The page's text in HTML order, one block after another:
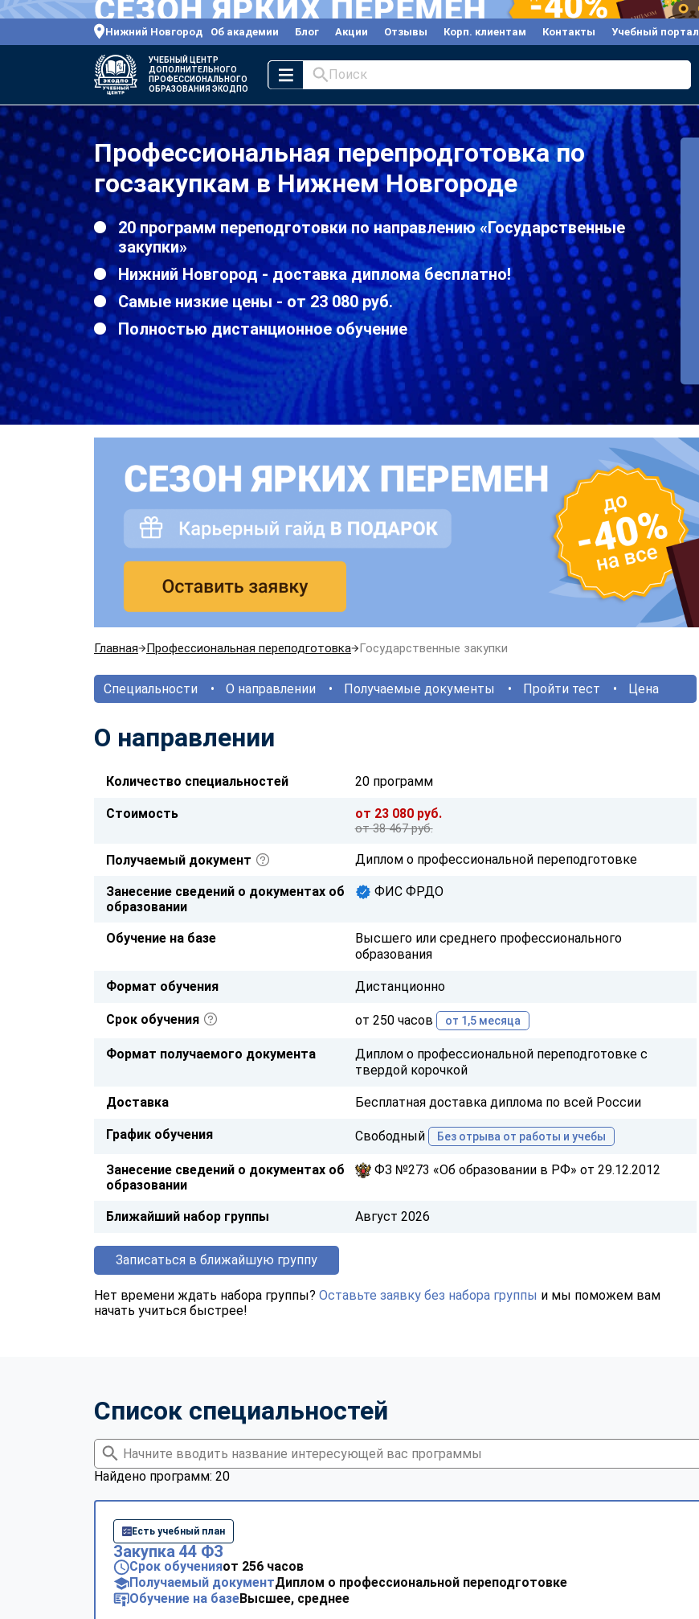
Нижний Новгород Об академии Блог Акции Отзывы Корп. клиентам Контакты Учебный портал
УЧЕБНЫЙ ЦЕНТР
ДОПОЛНИТЕЛЬНОГО
ПРОФЕССИОНАЛЬНОГО
ОБРАЗОВАНИЯ ЭКОДПО
Поиск
Профессиональная перепродготовка по
госзакупкам в Нижнем Новгороде
20 программ переподготовки по направлению «Государственные
закупки»
Нижний Новгород - доставка диплома бесплатно!
Самые низкие цены - от 23 080 руб.
Полностью дистанционное обучение
Главная Профессиональная переподготовка Государственные закупки
Специальности О направлении Получаемые документы Пройти тест Цена
О направлении
Количество специальностей 20 программ
Стоимость от 23 080 руб.
от 38 467 руб.
Получаемый документ Диплом о профессиональной переподготовке
Занесение сведений о документах об
образовании
ФИС ФРДО
Обучение на базе
Высшего или среднего профессионального
образования
Формат обучения Дистанционно
Срок обучения от 250 часов от 1,5 месяца
Формат получаемого документа
Диплом о профессиональной переподготовке с
твердой корочкой
Доставка Бесплатная доставка диплома по всей России
График обучения Свободный Без отрыва от работы и учебы
Занесение сведений о документах об
образовании
ФЗ №273 «Об образовании в РФ» от 29.12.2012
Ближайший набор группы Август 2026
Записаться в ближайшую группу
Нет времени ждать набора группы? Оставьте заявку без набора группы и мы поможем вам
начать учиться быстрее!
Список специальностей
Найдено программ: 20
Есть учебный план
Закупка 44 ФЗ
Срок обученияот 256 часов
Получаемый документДиплом о профессиональной переподготовке
Обучение на базеВысшее, среднее